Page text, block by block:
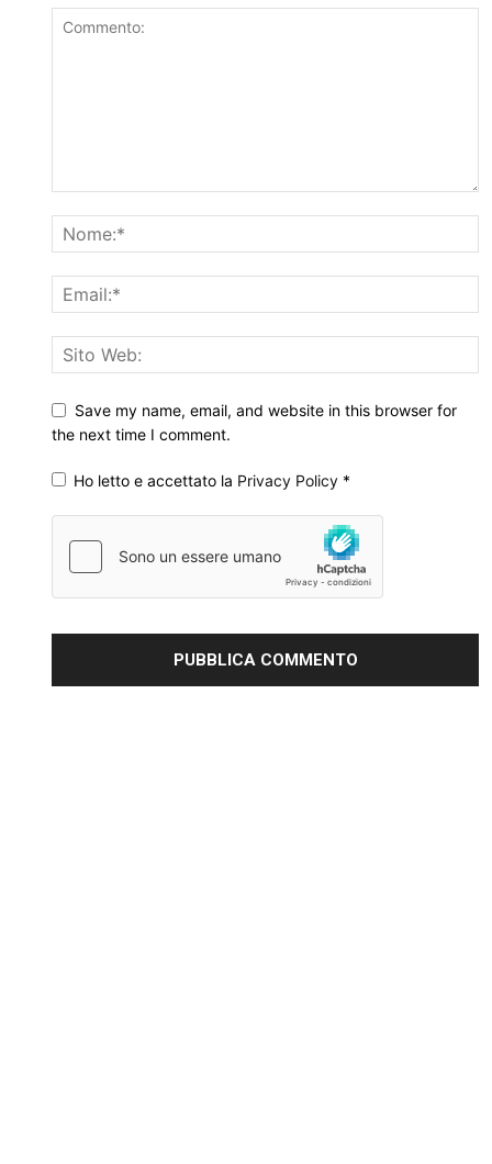
Save my name, email, and website in this browser for
the next time I comment.
Ho letto e accettato la Privacy Policy *